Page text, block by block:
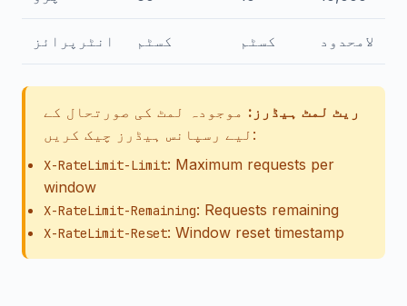
انٹرپرائز کسٹم کسٹم لامحدود
ریٹ لمٹ ہیڈرز: موجودہ لمٹ کی صورتحال کے
لیے رسپانس ہیڈرز چیک کریں:
X-RateLimit-Limit: Maximum requests per
window
X-RateLimit-Remaining: Requests remaining
X-RateLimit-Reset: Window reset timestamp